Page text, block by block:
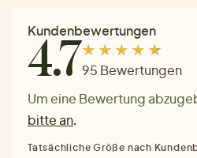
Kundenbewertungen
4.795 Bewertungen
Um eine Bewertung
bitte an.
Tatsächliche Größe nach